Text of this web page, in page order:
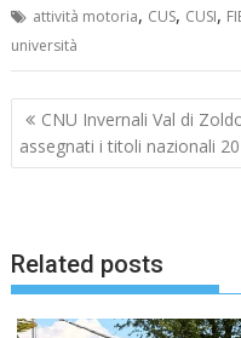
attività motoria, CUS, CUSI,
università
Navigazione
articoli
CNU Invernali Val di
assegnati i titoli nazionali
Related posts